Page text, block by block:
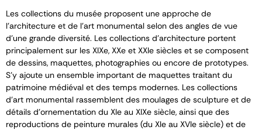
Les collections du musée proposent une approche de
l’architecture et de l’art monumental selon des angles de vue
d’une grande diversité. Les collections d’architecture portent
principalement sur les XIXe, XXe et XXIe siècles et se composent
de dessins, maquettes, photographies ou encore de prototypes.
S’y ajoute un ensemble important de maquettes traitant du
patrimoine médiéval et des temps modernes. Les collections
d’art monumental rassemblent des moulages de sculpture et de
détails d’ornementation du XIe au XIXe siècle, ainsi que des
reproductions de peinture murales (du XIe au XVIe siècle) et de